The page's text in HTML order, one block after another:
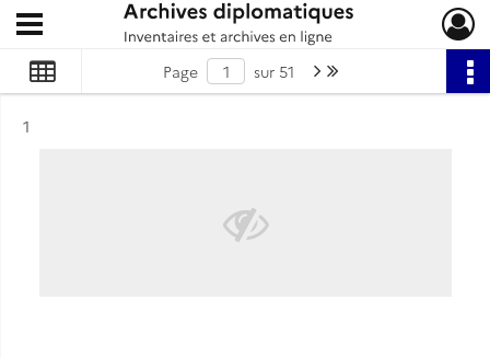
Archives diplomatiques
Ouvrir le menu déroulant
Page sur 51 Page suivante : 1/51
Résultat n°
1